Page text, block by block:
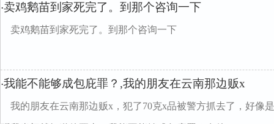
·卖鸡鹅苗到家死完了。到那个咨询一下
卖鸡鹅苗到家死完了。到那个咨询一下
·我能不能够成包庇罪？,我的朋友在云南那边贩x
我的朋友在云南那边贩x，犯了70克x品被警方抓去了，好像